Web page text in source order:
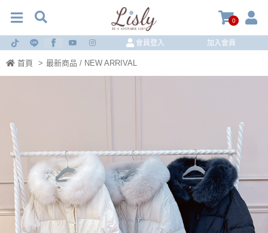
0
會員登入 加入會員
首頁 > 最新商品 / NEW ARRIVAL